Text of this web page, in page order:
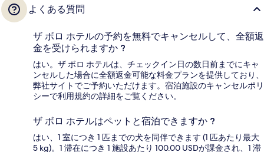
よくある質問
ザ ボロ ホテルの予約を無料でキャンセルして、全額返
金を受けられますか ?
はい。ザ ボロ ホテルは、チェックイン日の数日前までにキャ
ンセルした場合に全額返金可能な料金プランを提供しており、
弊社サイトでご予約いただけます。宿泊施設のキャンセルポリ
シーで利用規約の詳細をご覧ください。
ザ ボロ ホテルはペットと宿泊できますか ?
はい、1 室につき 1 匹までの犬を同伴できます (1 匹あたり最大
5 kg)。1 滞在につき 1 施設あたり 100.00 USDが課金され、1 滞